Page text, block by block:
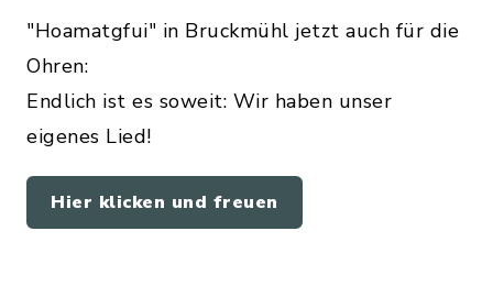
"Hoamatgfui" in Bruckmühl jetzt auch für die
Ohren:
Endlich ist es soweit: Wir haben unser
eigenes Lied!
Hier klicken und freuen